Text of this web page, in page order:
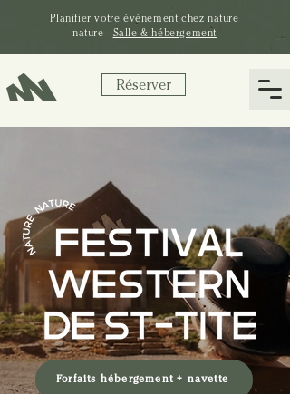
Réserver
Planifier votre événement chez nature
nature - Salle & hébergement
Forfaits hébergement + navette